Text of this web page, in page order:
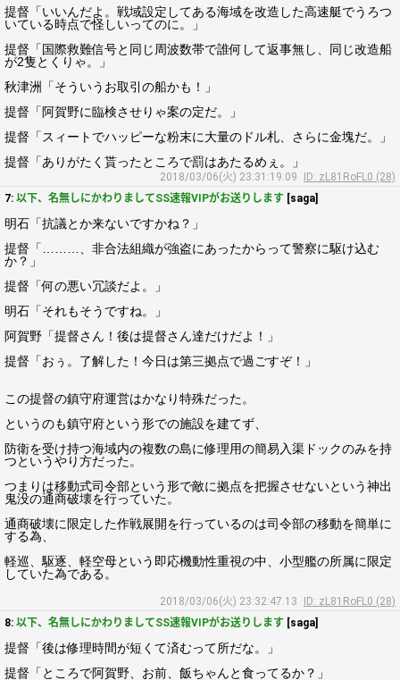
提督「いいんだよ。戦域設定してある海域を改造した高速艇でうろつ
いている時点で怪しいってのに。」
提督「国際救難信号と同じ周波数帯で誰何して返事無し、同じ改造船
が2隻とくりゃ。」
秋津洲「そういうお取引の船かも！」
提督「阿賀野に臨検させりゃ案の定だ。」
提督「スィートでハッピーな粉末に大量のドル札、さらに金塊だ。」
提督「ありがたく貰ったところで罰はあたるめぇ。」
2018/03/06(火) 23:31:19.09
ID: zL81RoFL0 (28)
7: 以下、名無しにかわりましてSS速報VIPがお送りします [saga]
明石「抗議とか来ないですかね？」
提督「………、非合法組織が強盗にあったからって警察に駆け込む
か？」
提督「何の悪い冗談だよ。」
明石「それもそうですね。」
阿賀野「提督さん！後は提督さん達だけだよ！」
提督「おぅ。了解した！今日は第三拠点で過ごすぞ！」
この提督の鎮守府運営はかなり特殊だった。
というのも鎮守府という形での施設を建てず、
防衛を受け持つ海域内の複数の島に修理用の簡易入渠ドックのみを持
つというやり方だった。
つまりは移動式司令部という形で敵に拠点を把握させないという神出
鬼没の通商破壊を行っていた。
通商破壊に限定した作戦展開を行っているのは司令部の移動を簡単に
する為、
軽巡、駆逐、軽空母という即応機動性重視の中、小型艦の所属に限定
していた為である。
2018/03/06(火) 23:32:47.13
ID: zL81RoFL0 (28)
8: 以下、名無しにかわりましてSS速報VIPがお送りします [saga]
提督「後は修理時間が短くて済むって所だな。」
提督「ところで阿賀野、お前、飯ちゃんと食ってるか？」